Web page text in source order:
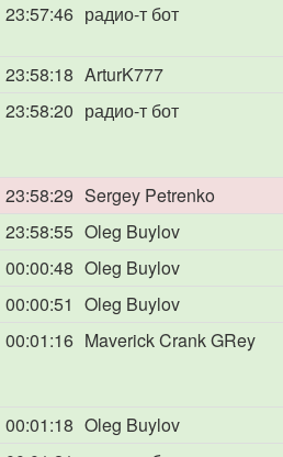
23:57:46 радио-т бот
23:58:18 ArturK777
23:58:20 радио-т бот
23:58:29 Sergey Petrenko
23:58:55 Oleg Buylov
00:00:48 Oleg Buylov
00:00:51 Oleg Buylov
00:01:16 Maverick Crank GRey
00:01:18 Oleg Buylov